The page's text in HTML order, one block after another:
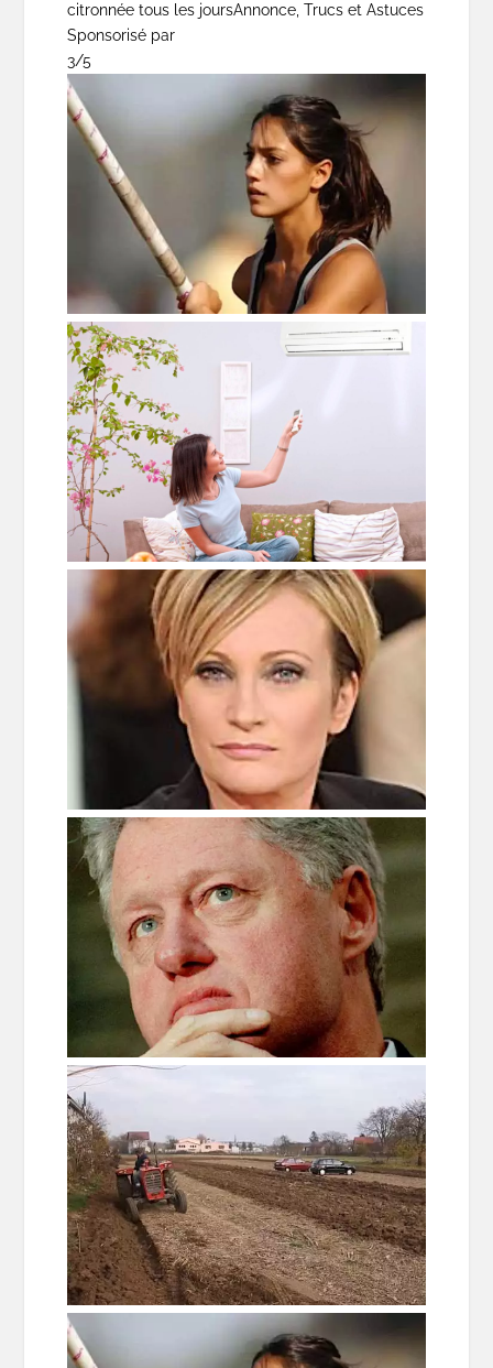
citronnée tous les joursAnnonce, Trucs et Astuces
Sponsorisé par
3/5